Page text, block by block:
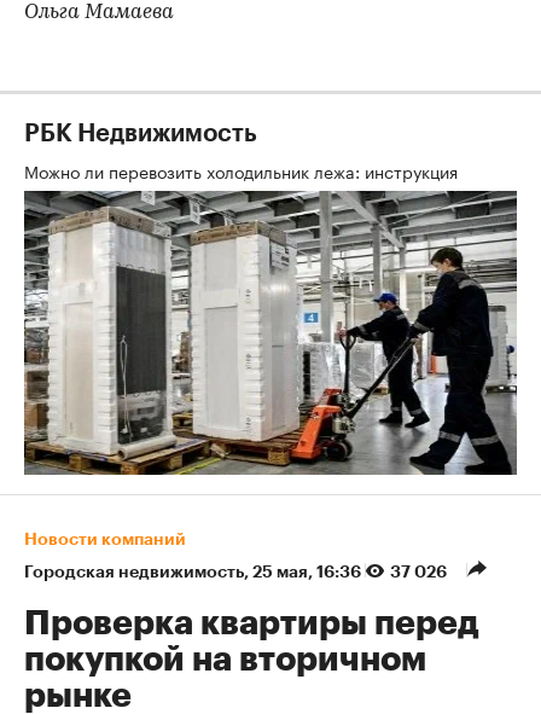
Ольга Мамаева
РБК Недвижимость
Можно ли перевозить холодильник лежа: инструкция
Новости компаний
Городская недвижимость⁠, 25 мая, 16:36 37 026
Проверка квартиры перед
покупкой на вторичном
рынке